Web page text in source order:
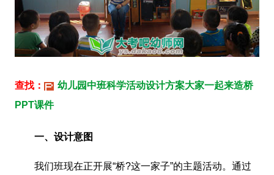
查找：
幼儿园中班科学活动设计方案大家一起来造桥
PPT课件
一、设计意图
我们班现在正开展“桥?这一家子”的主题活动。通过